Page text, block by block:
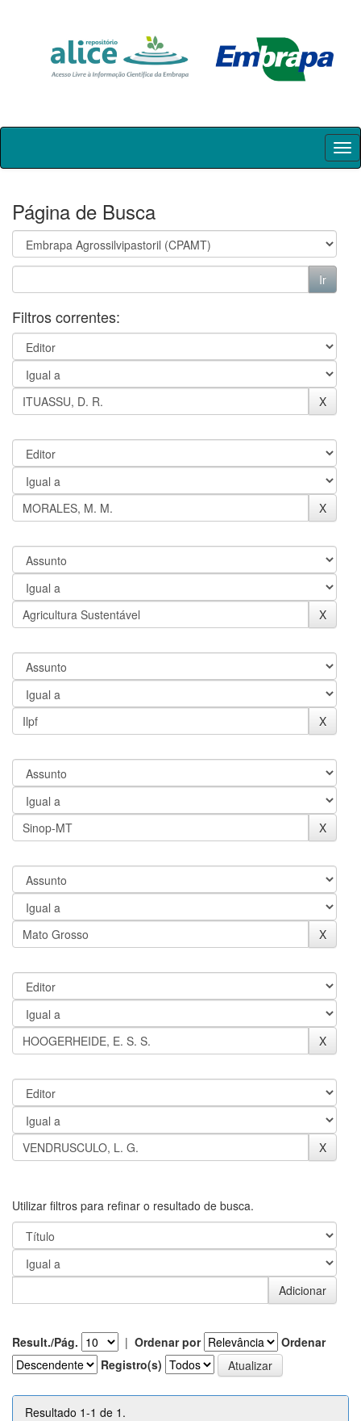
Skip
Página de Busca
Filtros correntes:
Utilizar filtros para refinar o resultado de busca.
Result./Pág. | Ordenar por
Ordenar
Registro(s)
Resultado 1-1 de 1.